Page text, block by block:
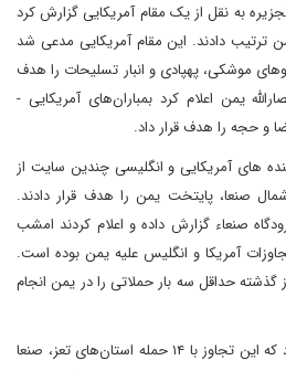
به نقل از یک مقام آمریکایی گزارش کرد
ترتیب دادند. این مقام آمریکایی مدعی شد
موشکی، پهپادی و انبار تسلیحات را هدف
یمن اعلام کرد بمباران‌های آمریکایی -
و حجه را هدف قرار داد.
های آمریکایی و انگلیسی چندین سایت از
صنعا، پایتخت یمن را هدف قرار دادند.
صنعاء گزارش داده و اعلام کردند امشب
آمریکا و انگلیس علیه یمن بوده است‌.
و متحدانش در طول ۱۰ روز گذشته حداقل سه بار حملاتی را در یمن انجام
خبرنگار المیادین در یمن تایید کرد که این تجاوز با ۱۴ حمله استان‌های تعز، صنعا